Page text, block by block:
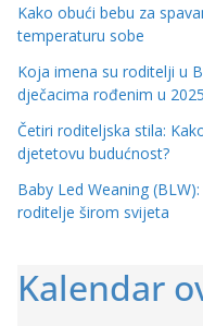
Kako obući bebu za
temperaturu sobe
Koja imena su roditelji u
dječacima rođenim u
Četiri roditeljska stila:
djetetovu budućnost?
Baby Led Weaning
roditelje širom svijeta
Kalendar